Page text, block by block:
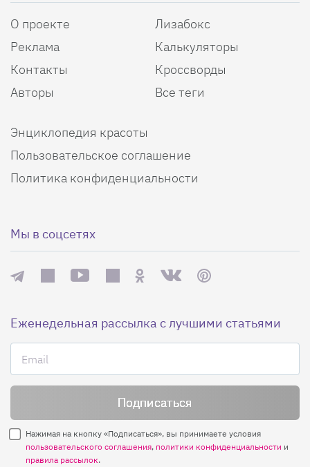
О проекте
Реклама
Контакты
Авторы
Лизабокс
Калькуляторы
Кроссворды
Все теги
Энциклопедия красоты
Пользовательское соглашение
Политика конфиденциальности
Мы в соцсетях
Еженедельная рассылка с лучшими статьями
Нажимая на кнопку «Подписаться», вы принимаете условия
пользовательского соглашения, политики конфиденциальности и
правила рассылок.